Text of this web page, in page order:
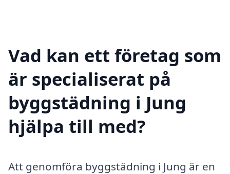
Vad kan ett företag som
är specialiserat på
byggstädning i Jung
hjälpa till med?
Att genomföra byggstädning i Jung är en